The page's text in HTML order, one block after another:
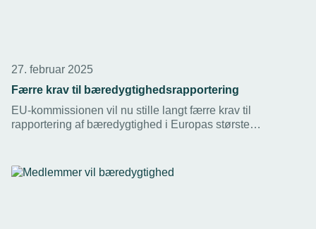
27. februar 2025
Færre krav til bæredygtighedsrapportering
EU-kommissionen vil nu stille langt færre krav til
rapportering af bæredygtighed i Europas største
underleverandører. En Valified-rapport vil opfylde
fremtidens krav.